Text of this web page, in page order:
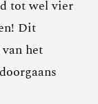
tot wel vier
Dit
het